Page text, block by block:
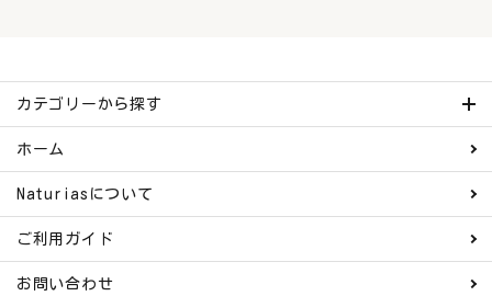
カテゴリーから探す
ホーム
Naturiasについて
ご利用ガイド
お問い合わせ